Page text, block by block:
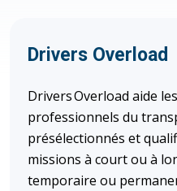
Drivers Overload
Drivers Overload aide
professionnels du
présélectionnés et
missions à court ou à
temporaire ou